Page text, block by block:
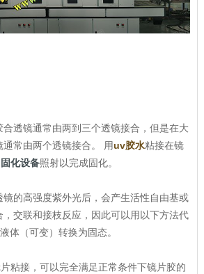
透镜通常由两到三个透镜接合，但是在大
常由两个透镜接合。 用uv胶水粘接在镜
化设备照射以完成固化。
的高强度紫外光后，会产生活性自由基或
，交联和接枝反应，因此可以用以下方法代
体（可变）转换为固态。
粘接，可以完全满足正常条件下镜片胶的